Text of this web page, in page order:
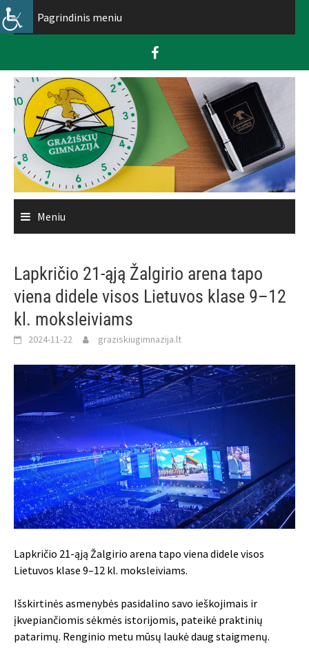
Skip
to
Pagrindinis meniu
Meniu
Lapkričio 21-ąją Žalgirio arena tapo
viena didele visos Lietuvos klase 9–12
kl. moksleiviams
2024-11-22 graziskiugimnazija.lt
Lapkričio 21-ąją Žalgirio arena tapo viena didele visos
Lietuvos klase 9–12 kl. moksleiviams.
Išskirtinės asmenybės pasidalino savo ieškojimais ir
įkvepiančiomis sėkmės istorijomis, pateikė praktinių
patarimų. Renginio metu mūsų laukė daug staigmenų.